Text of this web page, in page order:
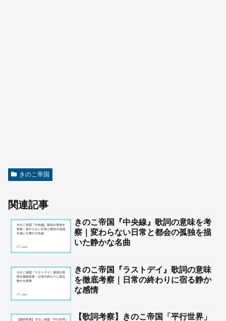
きのこ帝国
関連記事
きのこ帝国『中央線』歌詞の意味を考
察｜変わらない日常と都会の孤独を描
いた静かな名曲
きのこ帝国『ラストデイ』歌詞の意味
を徹底考察｜日常の終わりに宿る静か
な感情
【歌詞考察】きのこ帝国「平行世界」